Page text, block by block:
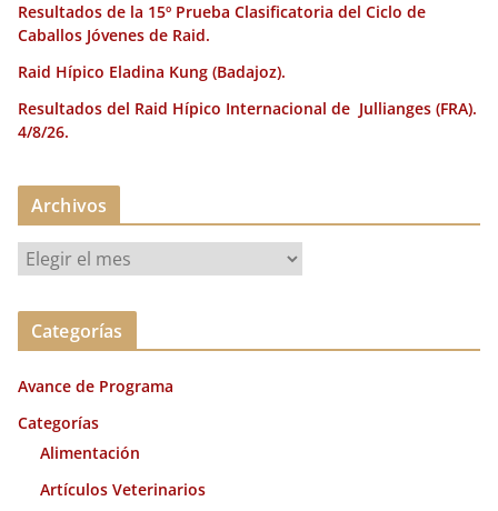
Resultados de la 15º Prueba Clasificatoria del Ciclo de
Caballos Jóvenes de Raid.
Raid Hípico Eladina Kung (Badajoz).
Resultados del Raid Hípico Internacional de Jullianges (FRA).
4/8/26.
Archivos
r
c
v
o
Categorías
Avance de Programa
Categorías
Alimentación
Artículos Veterinarios